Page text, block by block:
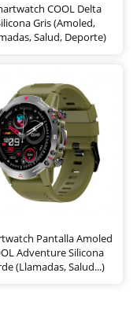
COOL Delta
Gris (Amoled,
Salud, Deporte)
Pantalla Amoled
Adventure Silicona
(Llamadas, Salud...)